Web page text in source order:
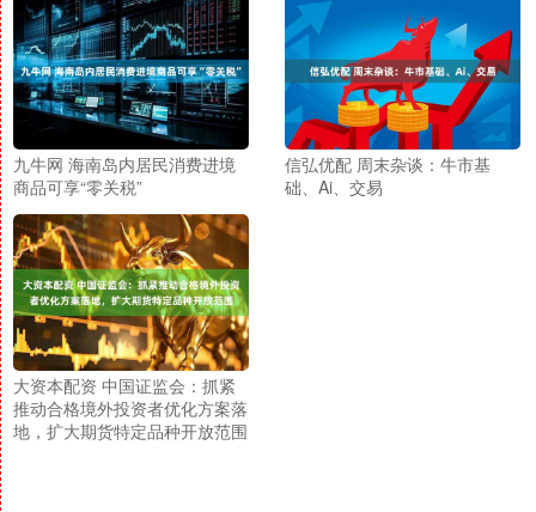
九牛网 海南岛内居民消费进境
商品可享“零关税”
信弘优配 周末杂谈：牛市基
础、Ai、交易
大资本配资 中国证监会：抓紧
推动合格境外投资者优化方案落
地，扩大期货特定品种开放范围